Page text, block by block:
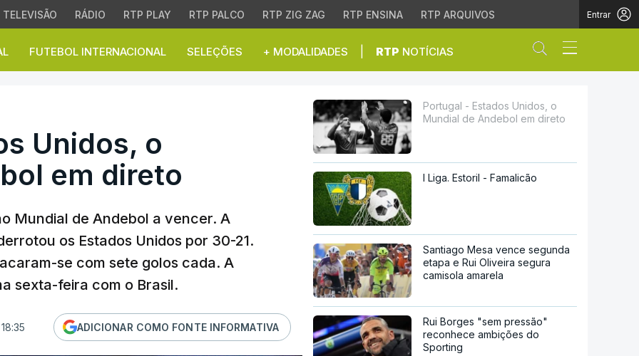
TELEVISÃO RÁDIO RTP PLAY RTP PALCO RTP ZIG ZAG RTP ENSINA RTP ARQUIVOS Entrar
FUTEBOL INTERNACIONAL SELEÇÕES + MODALIDADES RTP NOTÍCIAS Abrir campo
o Mundial de Andebol em direto
Unidos, o
em direto
Mundial de Andebol a vencer. A
os Estados Unidos por 30-21.
se com sete golos cada. A
sexta-feira com o Brasil.
ADICIONAR COMO FONTE INFORMATIVA
Portugal - Estados Unidos, o
Mundial de Andebol em direto
I Liga. Estoril - Famalicão
Santiago Mesa vence segunda
etapa e Rui Oliveira segura
camisola amarela
Rui Borges "sem pressão"
reconhece ambições do
Sporting